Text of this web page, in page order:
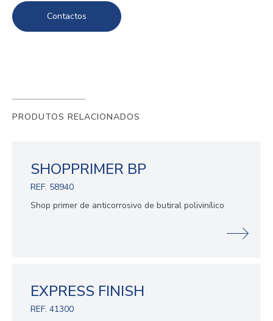
Contactos
PRODUTOS RELACIONADOS
SHOPPRIMER BP
REF. 58940
Shop primer de anticorrosivo de butiral polivinílico
EXPRESS FINISH
REF. 41300